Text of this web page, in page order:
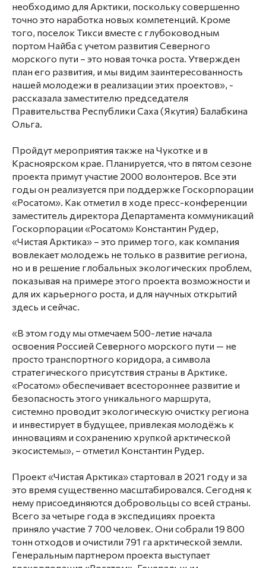
необходимо для Арктики, поскольку совершенно
точно это наработка новых компетенций. Кроме
того, поселок Тикси вместе с глубоководным
портом Найба с учетом развития Северного
морского пути – это новая точка роста. Утвержден
план его развития, и мы видим заинтересованность
нашей молодежи в реализации этих проектов», -
рассказала заместителю председателя
Правительства Республики Саха (Якутия) Балабкина
Ольга.
Пройдут мероприятия также на Чукотке и в
Красноярском крае. Планируется, что в пятом сезоне
проекта примут участие 2000 волонтеров. Все эти
годы он реализуется при поддержке Госкорпорации
«Росатом». Как отметил в ходе пресс-конференции
заместитель директора Департамента коммуникаций
Госкорпорации «Росатом» Константин Рудер,
«Чистая Арктика» – это пример того, как компания
вовлекает молодежь не только в развитие региона,
но и в решение глобальных экологических проблем,
показывая на примере этого проекта возможности и
для их карьерного роста, и для научных открытий
здесь и сейчас.
«В этом году мы отмечаем 500-летие начала
освоения Россией Северного морского пути — не
просто транспортного коридора, а символа
стратегического присутствия страны в Арктике.
«Росатом» обеспечивает всестороннее развитие и
безопасность этого уникального маршрута,
системно проводит экологическую очистку региона
и инвестирует в будущее, привлекая молодёжь к
инновациям и сохранению хрупкой арктической
экосистемы», – отметил Константин Рудер.
Проект «Чистая Арктика» стартовал в 2021 году и за
это время существенно масштабировался. Сегодня к
нему присоединяются добровольцы со всей страны.
Всего за четыре года в экспедициях проекта
приняло участие 7 700 человек. Они собрали 19 800
тонн отходов и очистили 791 га арктической земли.
Генеральным партнером проекта выступает